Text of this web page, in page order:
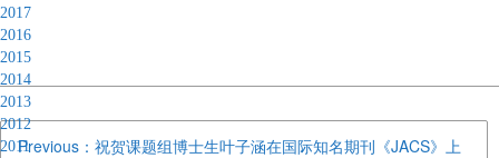
2017
2016
2015
2014
2013
2012
2011Previous：祝贺课题组博士生叶子涵在国际知名期刊《JACS》上